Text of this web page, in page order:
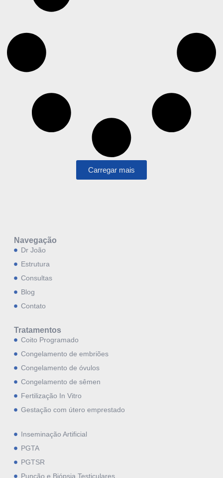
Carregar mais
Navegação
Dr João
Estrutura
Consultas
Blog
Contato
Tratamentos
Coito Programado
Congelamento de embriões
Congelamento de óvulos
Congelamento de sêmen
Fertilização In Vitro
Gestação com útero emprestado
Inseminação Artificial
PGTA
PGTSR
Punção e Biópsia Testiculares